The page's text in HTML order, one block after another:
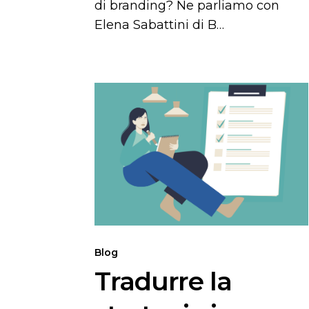
di branding? Ne parliamo con
Elena Sabattini di B…
strategia
operatività:
di
Surf
the
Blog
Tradurre la